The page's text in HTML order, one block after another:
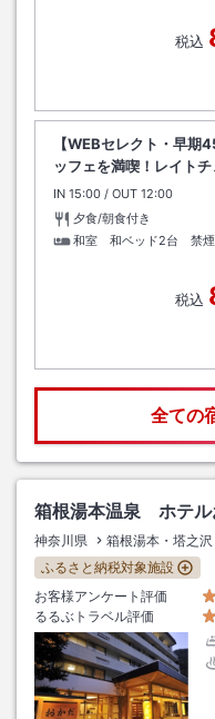
税込
【WEBセレクト・早
ッフェを満喫！レイト
IN チェックイン
15:00 / OUT チェックアウ
12:00
夕食/朝食付き
和室 和ベッド2台 禁
税込
全ての
箱根湯本温泉 ホテル
神奈川県 箱根湯本・塔之
ふるさと納税対象施設
お客様アンケート評価
るるぶトラベル評価